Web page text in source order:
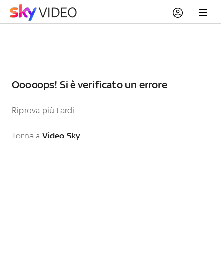
Ooooops! Si è verificato un errore
Riprova più tardi
Torna a Video Sky